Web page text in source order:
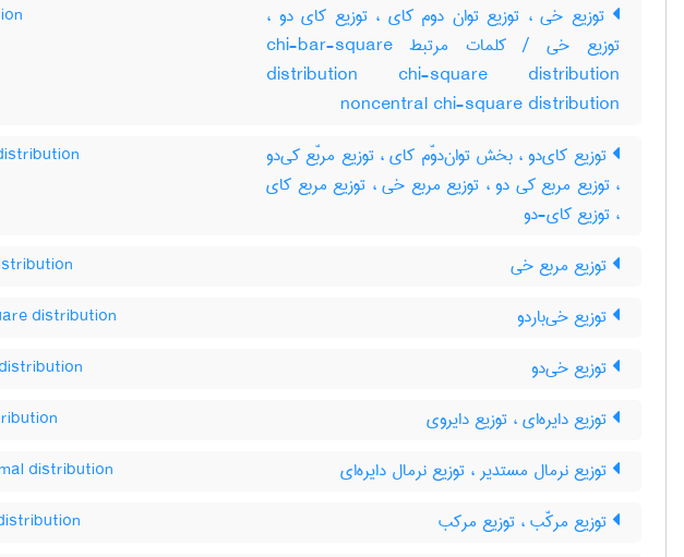
توزیع خی ، توزیع توان دوم کای ، توزیع کای دو ،
توزیع خی / کلمات مرتبط chi-bar-square
distribution chi-square distribution
noncentral chi-square distribution
توزیع کای‌دو ، بخش توان‌دوّم کای ، توزیع مربّع کی‌دو
، توزیع مربع کی دو ، توزیع مربع خی ، توزیع مربع کای
، توزیع کای-دو
توزیع مربع خی
توزیع خی‌باردو distribution
توزیع خی‌دو
توزیع دایره‌ای ، توزیع دایروی
توزیع نرمال مستدیر ، توزیع نرمال دایره‌ای distribution
توزیع مرکّب ، توزیع مرکب